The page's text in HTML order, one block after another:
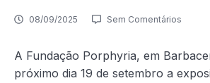
08/09/2025 Sem Comentários
A Fundação Porphyria, em
próximo dia 19 de setembro a